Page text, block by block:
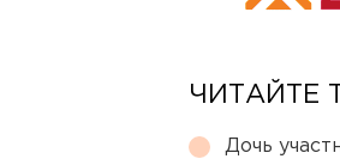
ЧИТАЙТЕ
Дочь